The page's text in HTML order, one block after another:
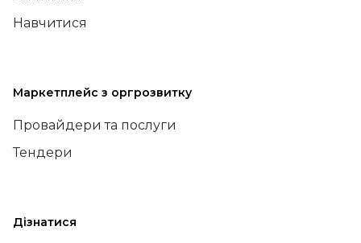
Навчитися
Маркетплейс з оргрозвитку
Провайдери та послуги
Тендери
Дізнатися